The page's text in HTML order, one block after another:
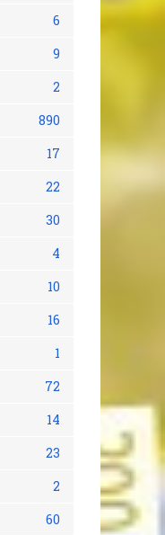
6
9
2
890
17
22
30
4
10
16
1
72
14
23
2
60